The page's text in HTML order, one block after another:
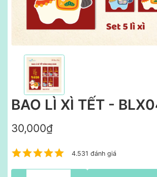
BAO LÌ XÌ TẾT -
30,000₫
4.531 đánh giá